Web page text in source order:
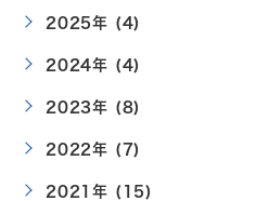
2025年 (4)
2024年 (4)
2023年 (8)
2022年 (7)
2021年 (15)